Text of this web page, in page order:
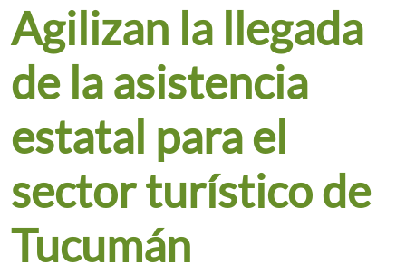
Agilizan la llegada
de la asistencia
estatal para el
sector turístico de
Tucumán